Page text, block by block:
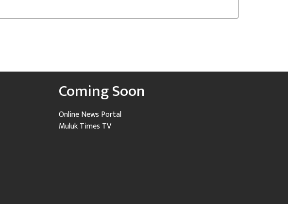
Coming Soon
Online News Portal
Muluk Times TV